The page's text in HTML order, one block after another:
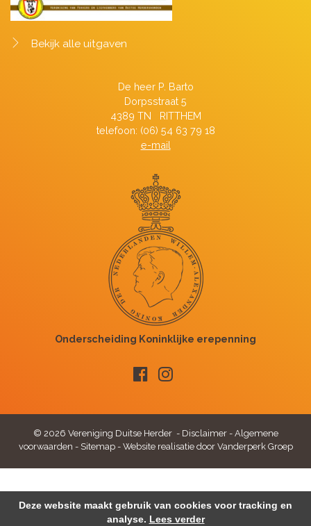
Bekijk alle uitgaven
De heer P. Barto
Dorpsstraat 5
4389 TN RITTHEM
telefoon: (06) 54 63 79 18
e-mail
© 2026 Vereniging Duitse Herder - Disclaimer- Algemene
voorwaarden - Sitemap- Website realisatie door Vanderperk Groep
Deze website maakt gebruik van cookies voor tracking en
analyse. Lees verder